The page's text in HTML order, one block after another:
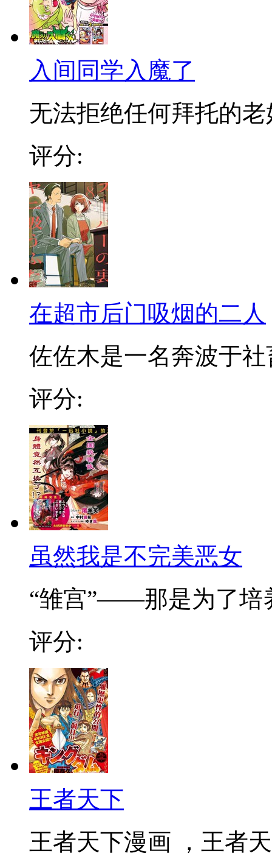
入间同学入魔了
无法拒绝任何拜托的老
评分:
在超市后门吸烟的二人
佐佐木是一名奔波于社
评分:
虽然我是不完美恶女
“雏宫”——那是为了培
评分:
王者天下
王者天下漫画 ，王者